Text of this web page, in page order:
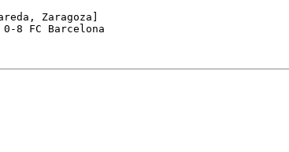
Zaragoza]
FC Barcelona